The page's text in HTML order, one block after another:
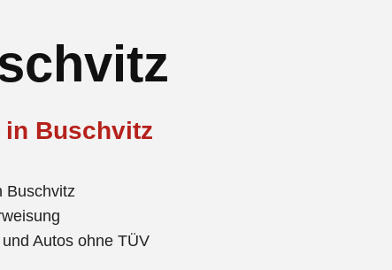
in Buschvitz
Buschvitz
Autos ohne TÜV